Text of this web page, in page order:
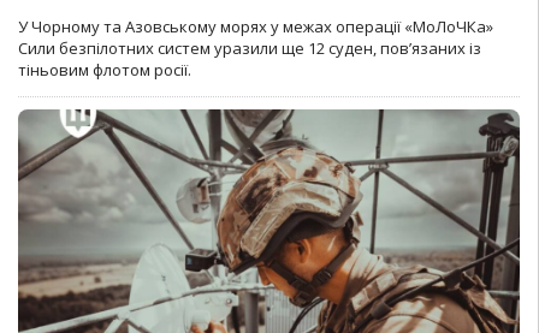
У Чорному та Азовському морях у межах операції «МоЛоЧКа»
Сили безпілотних систем уразили ще 12 суден, пов’язаних із
тіньовим флотом росії.